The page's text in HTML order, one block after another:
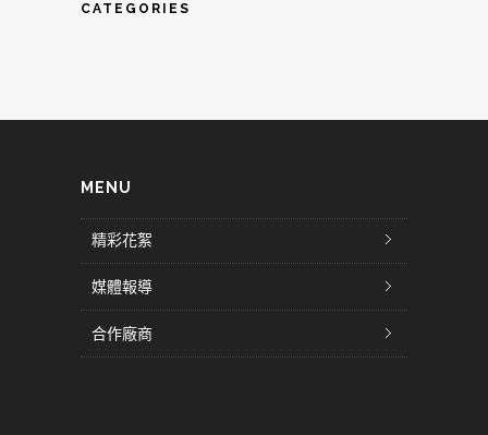
CATEGORIES
MENU
精彩花絮
媒體報導
合作廠商